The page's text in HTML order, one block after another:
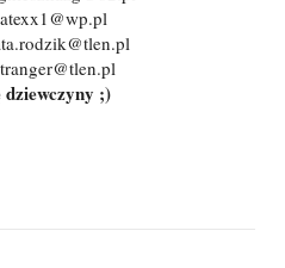
;)